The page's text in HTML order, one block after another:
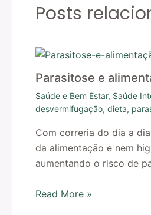
Posts
Parasitose e
Saúde e Bem Estar, Saúde
desvermifugação, dieta,
Com correria do dia a
da alimentação e nem
aumentando o risco de
Read More »